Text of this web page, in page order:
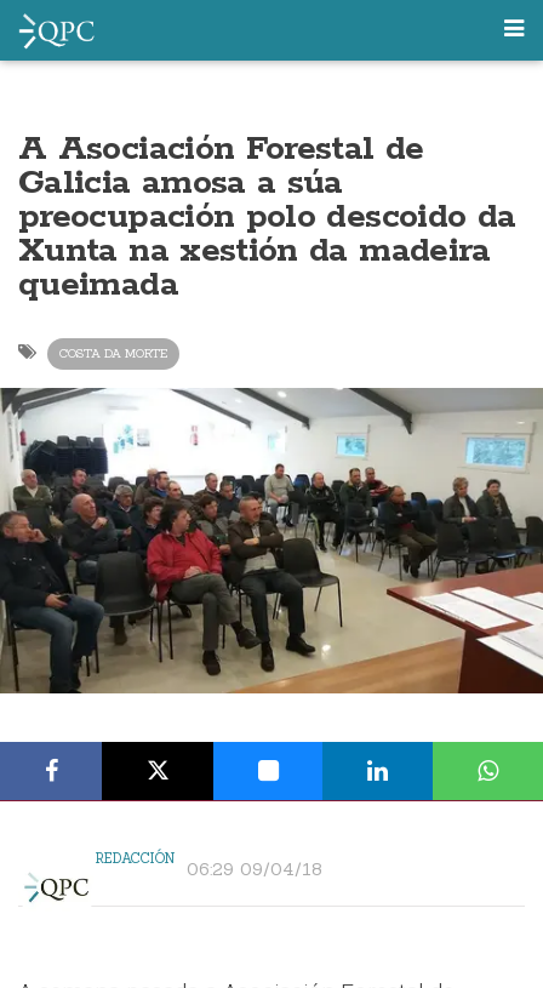
A Asociación Forestal de
Galicia amosa a súa
preocupación polo descoido da
Xunta na xestión da madeira
queimada
COSTA DA MORTE
REDACCIÓN 06:29 09/04/18